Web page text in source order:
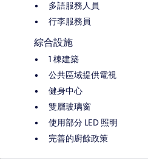
多語服務人員
行李服務員
綜合設施
1 棟建築
公共區域提供電視
健身中心
雙層玻璃窗
使用部分 LED 照明
完善的廚餘政策